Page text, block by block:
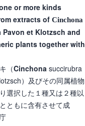
or more kinds
extracts of Cinchona
et Klotzsch and
plants together with
（Cinchona succirubra
）及びその同属植物
選択した１種又は２種以
ともに含有させて成